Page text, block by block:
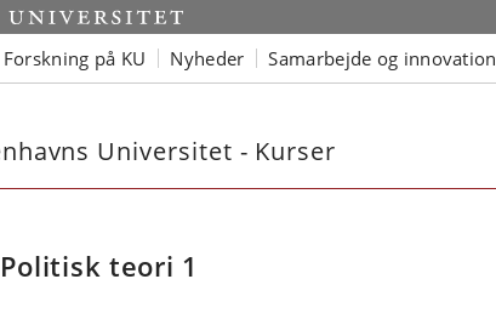
Forskning på KU Nyheder Samarbejde og innovation
Universitet - Kurser
teori 1